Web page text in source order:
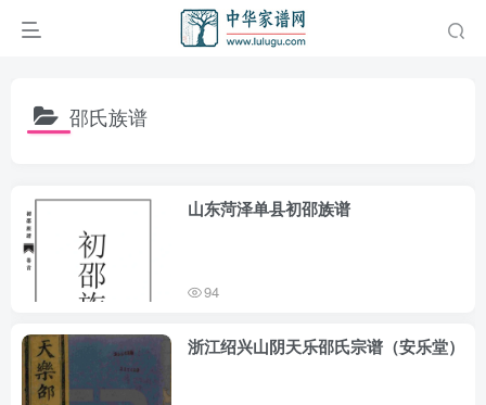
邵氏族谱
山东菏泽单县初邵族谱
94
浙江绍兴山阴天乐邵氏宗谱（安乐堂）